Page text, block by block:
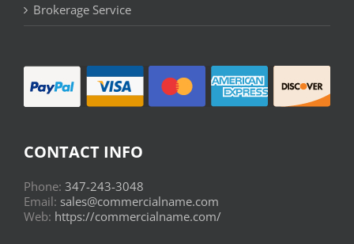
Brokerage Service
CONTACT INFO
Phone: 347-243-3048
Email: sales@commercialname.com
Web: https://commercialname.com/